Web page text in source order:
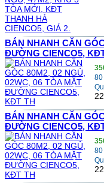
BÁN NHANH CĂN
ĐƯỜNG CIENCO5,
80
BÁN NHANH CĂN
ĐƯỜNG CIENCO5,
80